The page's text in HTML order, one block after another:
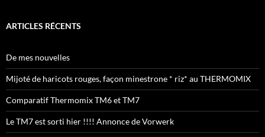
ARTICLES RÉCENTS
De mes nouvelles
Mijoté de haricots rouges, façon minestrone * riz* au THERMOMIX
Comparatif Thermomix TM6 et TM7
Le TM7 est sorti hier !!!! Annonce de Vorwerk